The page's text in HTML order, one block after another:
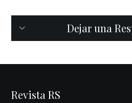
Dejar una
Revista RS